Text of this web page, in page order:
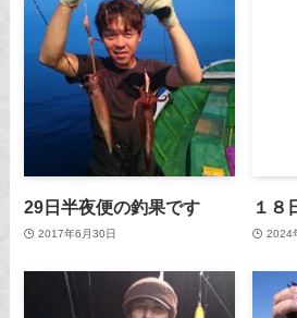
29日半夜便の釣果です
2017年6月30日
１８
2024